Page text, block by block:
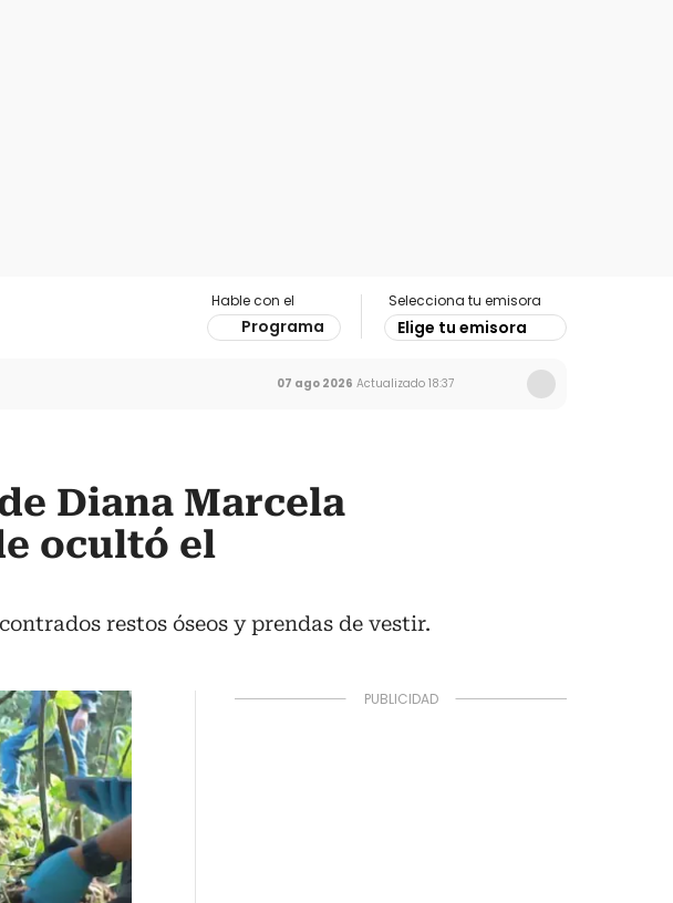
Hable con el
Programa
Selecciona tu emisora
Elige tu emisora
07 ago 2026 Actualizado 18:37
Diana Marcela
ocultó el
restos óseos y prendas de vestir.